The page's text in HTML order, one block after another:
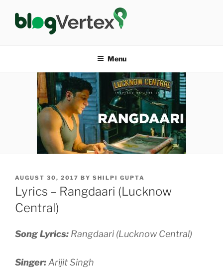
content
Menu
POSTED
ON
AUGUST 30, 2017 BY SHILPI GUPTA
Lyrics – Rangdaari (Lucknow
Central)
Song Lyrics: Rangdaari (Lucknow Central)
Singer:Arijit Singh